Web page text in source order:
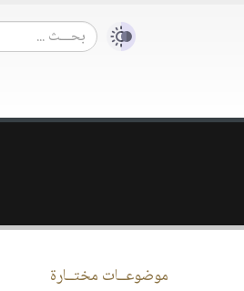
موضوعــات مختــارة